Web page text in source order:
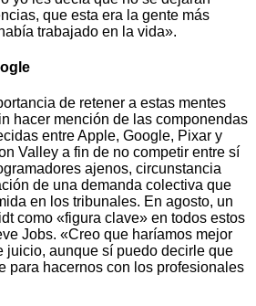
que esta era la gente más
trabajado en la vida».
de retener a estas mentes
hacer mención de las componendas
entre Apple, Google, Pixar y
Valley a fin de no competir entre sí
ajenos, circunstancia
de una demanda colectiva que
en los tribunales. En agosto, un
como «figura clave» en todos estos
Jobs. «Creo que haríamos mejor
juicio, aunque sí puedo decirle que
para hacernos con los profesionales